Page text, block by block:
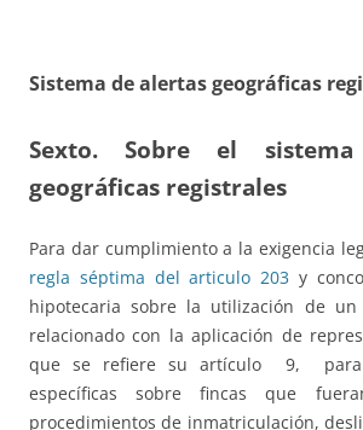
Sistema de alertas geográficas
Sexto. Sobre el
geográficas registrales
Para dar cumplimiento a la exigencia
regla séptima del articulo 203 y
hipotecaria sobre la utilización de
relacionado con la aplicación de
que se refiere su artículo 9,
específicas sobre fincas que
procedimientos de inmatriculación,